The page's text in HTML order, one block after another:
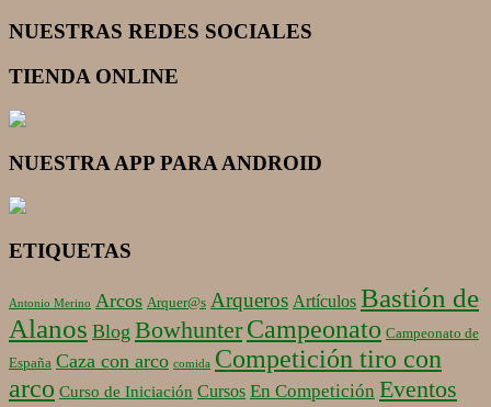
NUESTRAS REDES SOCIALES
TIENDA ONLINE
NUESTRA APP PARA ANDROID
ETIQUETAS
Antonio Merino Arcos Arquer@s Arqueros Artículos Bastión de
Alanos Blog Bowhunter Campeonato Campeonato de
España Caza con arco comida Competición tiro con
arco Curso de Iniciación Cursos En Competición Eventos